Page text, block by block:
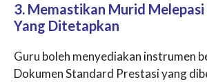
3. Memastikan Murid
Yang Ditetapkan
Guru boleh menyediakan instrumen
Dokumen Standard Prestasi yang